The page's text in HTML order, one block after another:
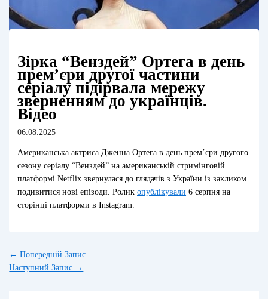
Зірка “Венздей” Ортега в день
прем’єри другої частини
серіалу підірвала мережу
зверненням до українців.
Відео
06.08.2025
Американська актриса Дженна Ортега в день прем’єри другого
сезону серіалу “Венздей” на американській стримінговій
платформі Netflix звернулася до глядачів з України із закликом
подивитися нові епізоди. Роликопублікували 6 серпня на
сторінці платформи в Instagram.
← Попередній Запис
Наступний Запис →